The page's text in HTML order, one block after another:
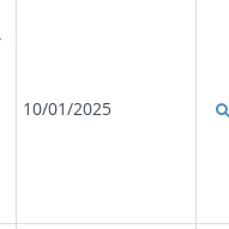
10/01/2025